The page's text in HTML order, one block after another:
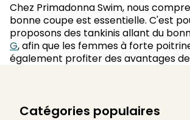
Chez Primadonna Swim, nous
bonne coupe est essentielle. C'est
proposons des tankinis allant du
G, afin que les femmes à forte
également profiter des avantages
Catégories populaires